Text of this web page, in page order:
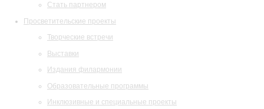
Стать партнером
Просветительские проекты
Творческие встречи
Выставки
Издания филармонии
Образовательные программы
Инклюзивные и специальные проекты